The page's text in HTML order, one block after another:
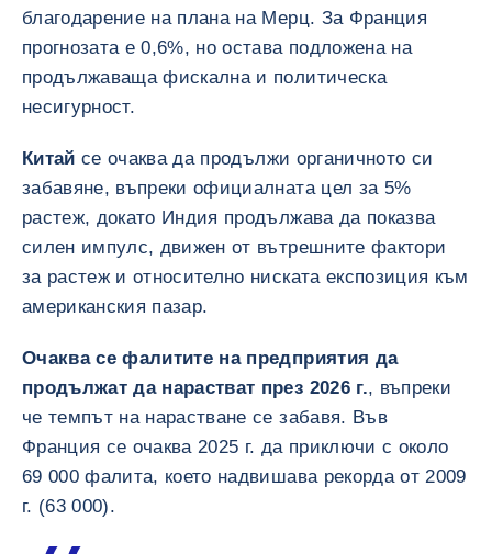
благодарение на плана на Мерц. За Франция
прогнозата е 0,6%, но остава подложена на
продължаваща фискална и политическа
несигурност.
Китайсе очаква да продължи органичното си
забавяне, въпреки официалната цел за 5%
растеж, докато Индия продължава да показва
силен импулс, движен от вътрешните фактори
за растеж и относително ниската експозиция към
американския пазар.
Очаква се фалитите на предприятия да
продължат да нарастват през 2026 г., въпреки
че темпът на нарастване се забавя. Във
Франция се очаква 2025 г. да приключи с около
69 000 фалита, което надвишава рекорда от 2009
г. (63 000).